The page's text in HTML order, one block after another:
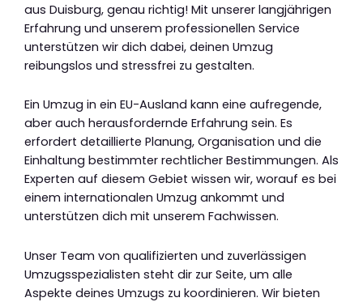
aus Duisburg, genau richtig! Mit unserer langjährigen
Erfahrung und unserem professionellen Service
unterstützen wir dich dabei, deinen Umzug
reibungslos und stressfrei zu gestalten.
Ein Umzug in ein EU-Ausland kann eine aufregende,
aber auch herausfordernde Erfahrung sein. Es
erfordert detaillierte Planung, Organisation und die
Einhaltung bestimmter rechtlicher Bestimmungen. Als
Experten auf diesem Gebiet wissen wir, worauf es bei
einem internationalen Umzug ankommt und
unterstützen dich mit unserem Fachwissen.
Unser Team von qualifizierten und zuverlässigen
Umzugsspezialisten steht dir zur Seite, um alle
Aspekte deines Umzugs zu koordinieren. Wir bieten